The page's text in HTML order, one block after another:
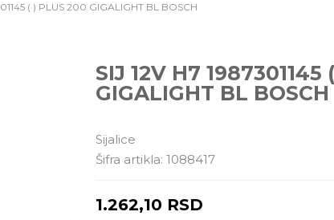
( ) PLUS 200 GIGALIGHT BL BOSCH
SIJ 12V H7 1987301145
GIGALIGHT BL BOSCH
Sijalice
Šifra artikla: 1088417
1.262,10 RSD